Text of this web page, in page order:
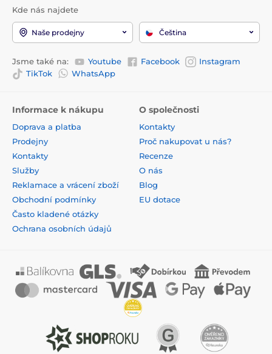
Kde nás najdete
Naše prodejny Čeština
Jsme také na: Youtube Facebook
Instagram
TikTok
WhatsApp
Informace k nákupu
Doprava a platba
Prodejny
Kontakty
Služby
Reklamace a vrácení zboží
Obchodní podmínky
Často kladené otázky
Ochrana osobních údajů
O společnosti
Kontakty
Proč nakupovat u nás?
Recenze
O nás
Blog
EU dotace